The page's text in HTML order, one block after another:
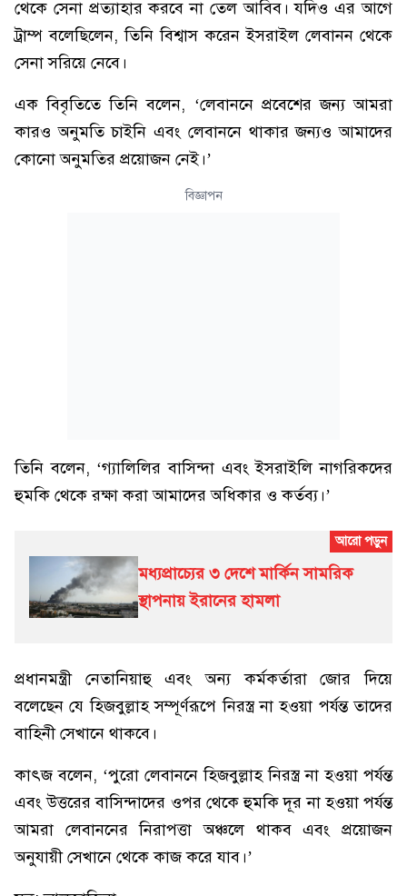
থেকে সেনা প্রত্যাহার করবে না তেল আবিব। যদিও এর আগে
ট্রাম্প বলেছিলেন, তিনি বিশ্বাস করেন ইসরাইল লেবানন থেকে
সেনা সরিয়ে নেবে।
এক বিবৃতিতে তিনি বলেন, ‘লেবাননে প্রবেশের জন্য আমরা
কারও অনুমতি চাইনি এবং লেবাননে থাকার জন্যও আমাদের
কোনো অনুমতির প্রয়োজন নেই।’
বিজ্ঞাপন
তিনি বলেন, ‘গ্যালিলির বাসিন্দা এবং ইসরাইলি নাগরিকদের
হুমকি থেকে রক্ষা করা আমাদের অধিকার ও কর্তব্য।’
মধ্যপ্রাচ্যের ৩ দেশে মার্কিন সামরিক
স্থাপনায় ইরানের হামলা
প্রধানমন্ত্রী নেতানিয়াহু এবং অন্য কর্মকর্তারা জোর দিয়ে
বলেছেন যে হিজবুল্লাহ সম্পূর্ণরূপে নিরস্ত্র না হওয়া পর্যন্ত তাদের
বাহিনী সেখানে থাকবে।
কাৎজ বলেন, ‘পুরো লেবাননে হিজবুল্লাহ নিরস্ত্র না হওয়া পর্যন্ত
এবং উত্তরের বাসিন্দাদের ওপর থেকে হুমকি দূর না হওয়া পর্যন্ত
আমরা লেবাননের নিরাপত্তা অঞ্চলে থাকব এবং প্রয়োজন
অনুযায়ী সেখানে থেকে কাজ করে যাব।’